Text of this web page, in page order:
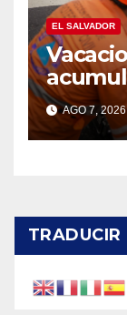
EL SALVADOR
12AGO 7, 2026
TRADUCIR